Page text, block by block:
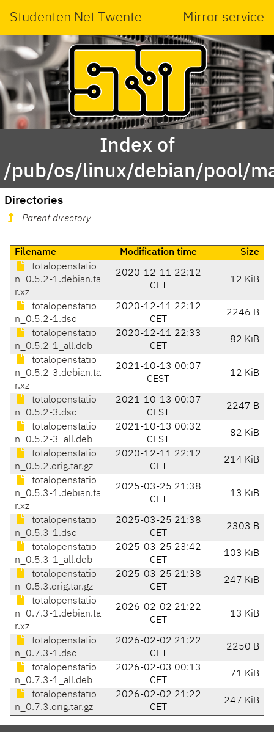
Studenten Net Twente Mirror service
Index of
/pub/os/linux/debian/pool/
Directories
Parent directory
Filename Modification time
Size
totalopenstatio
n_0.5.2-1.debian.ta
r.xz
2020-12-11 22:12
CET
12 KiB
totalopenstatio
n_0.5.2-1.dsc
2020-12-11 22:12
CET
2246 B
totalopenstatio
n_0.5.2-1_all.deb
2020-12-11 22:33
CET
82 KiB
totalopenstatio
n_0.5.2-3.debian.ta
r.xz
2021-10-13 00:07
CEST
12 KiB
totalopenstatio
n_0.5.2-3.dsc
2021-10-13 00:07
CEST
2247 B
totalopenstatio
n_0.5.2-3_all.deb
2021-10-13 00:32
CEST
82 KiB
totalopenstatio
n_0.5.2.orig.tar.gz
2020-12-11 22:12
CET
214 KiB
totalopenstatio
n_0.5.3-1.debian.ta
r.xz
2025-03-25 21:38
CET
13 KiB
totalopenstatio
n_0.5.3-1.dsc
2025-03-25 21:38
CET
2303 B
totalopenstatio
n_0.5.3-1_all.deb
2025-03-25 23:42
CET
103 KiB
totalopenstatio
n_0.5.3.orig.tar.gz
2025-03-25 21:38
CET
247 KiB
totalopenstatio
n_0.7.3-1.debian.ta
r.xz
2026-02-02 21:22
CET
13 KiB
totalopenstatio
n_0.7.3-1.dsc
2026-02-02 21:22
CET
2250 B
totalopenstatio
n_0.7.3-1_all.deb
2026-02-03 00:13
CET
71 KiB
totalopenstatio
n_0.7.3.orig.tar.gz
2026-02-02 21:22
CET
247 KiB